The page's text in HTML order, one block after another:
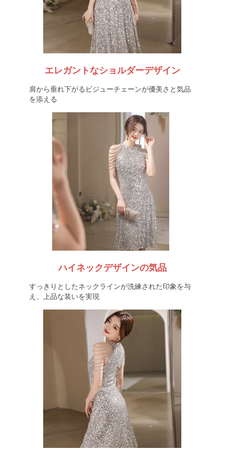
エレガントなショルダーデザイン
肩から垂れ下がるビジューチェーンが優美さと気品
を添える
ハイネックデザインの気品
すっきりとしたネックラインが洗練された印象を与
え、上品な装いを実現